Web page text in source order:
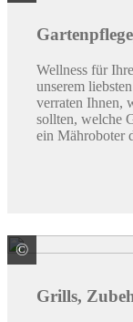
Wellness für
unserem
verraten Ihnen,
sollten, welche
ein Mähroboter
© Enders
Grills,